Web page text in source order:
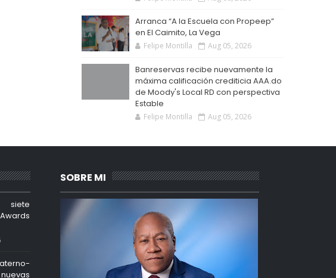
Arranca “A la Escuela con Propeep”
en El Caimito, La Vega
Felipe Montilla Aug 05, 2026
Banreservas recibe nuevamente la
máxima calificación crediticia AAA.do
de Moody's Local RD con perspectiva
Estable
Felipe Montilla Aug 05, 2026
siete
SOBRE MI